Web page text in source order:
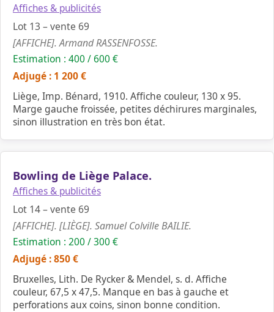
Affiches & publicités
Lot 13 – vente 69
[AFFICHE]. Armand RASSENFOSSE.
Estimation : 400 / 600 €
Adjugé : 1 200 €
Liège, Imp. Bénard, 1910. Affiche couleur, 130 x 95.
Marge gauche froissée, petites déchirures marginales,
sinon illustration en très bon état.
Bowling de Liège Palace.
Affiches & publicités
Lot 14 – vente 69
[AFFICHE]. [LIÈGE]. Samuel Colville BAILIE.
Estimation : 200 / 300 €
Adjugé : 850 €
Bruxelles, Lith. De Rycker & Mendel, s. d. Affiche
couleur, 67,5 x 47,5. Manque en bas à gauche et
perforations aux coins, sinon bonne condition.